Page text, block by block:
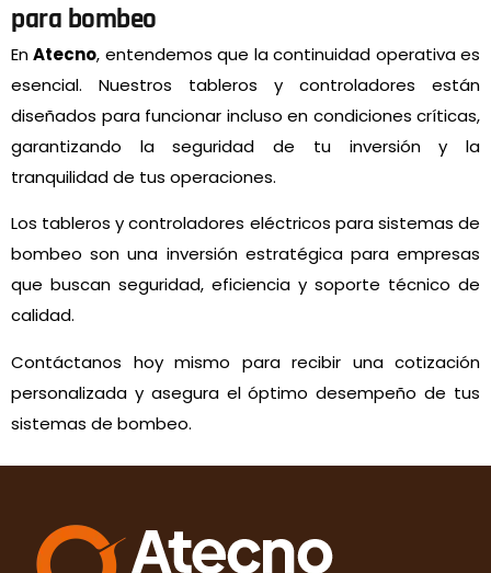
para bombeo
EnAtecno, entendemos que la continuidad operativa es
esencial. Nuestros tableros y controladores están
diseñados para funcionar incluso en condiciones críticas,
garantizando la seguridad de tu inversión y la
tranquilidad de tus operaciones.
Los tableros y controladores eléctricos para sistemas de
bombeo son una inversión estratégica para empresas
que buscan seguridad, eficiencia y soporte técnico de
calidad.
Contáctanos hoy mismo para recibir una cotización
personalizada y asegura el óptimo desempeño de tus
sistemas de bombeo.